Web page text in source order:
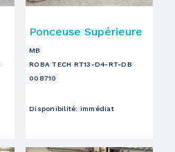
Ponceuse Supérieure
MB
ROBA TECH RT13-D4-RT-DB
008710
Disponibilité: immédiat